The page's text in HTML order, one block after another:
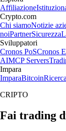
Affiliazione
Crypto.com
Chi siamoNotizie
noiPartnerSicurezza
Sviluppatori
Cronos PoSCronos
AIMCP Servers
Impara
ImparaBitcoinRicerca
CRIPTO
Fai trading